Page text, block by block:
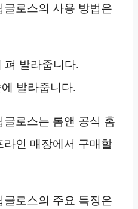
로스의 사용 방법은
펴 발라줍니다.
발라줍니다.
로스는 롬앤 공식 홈
인 매장에서 구매할
로스의 주요 특징은